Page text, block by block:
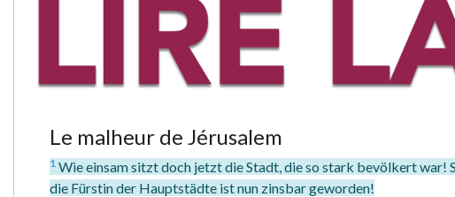
Le malheur de Jérusalem
1 Wie einsam sitzt doch jetzt die Stadt, die so stark bevölkert war!
die Fürstin der Hauptstädte ist nun zinsbar geworden!